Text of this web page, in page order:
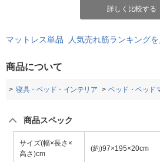
詳しく比較する
マットレス単品 人気売れ筋ランキングを
商品について
寝具・ベッド・インテリア ベッド・ベッド
商品スペック
サイズ(幅×長さ×
高さ)cm
(約)97×195×20cm